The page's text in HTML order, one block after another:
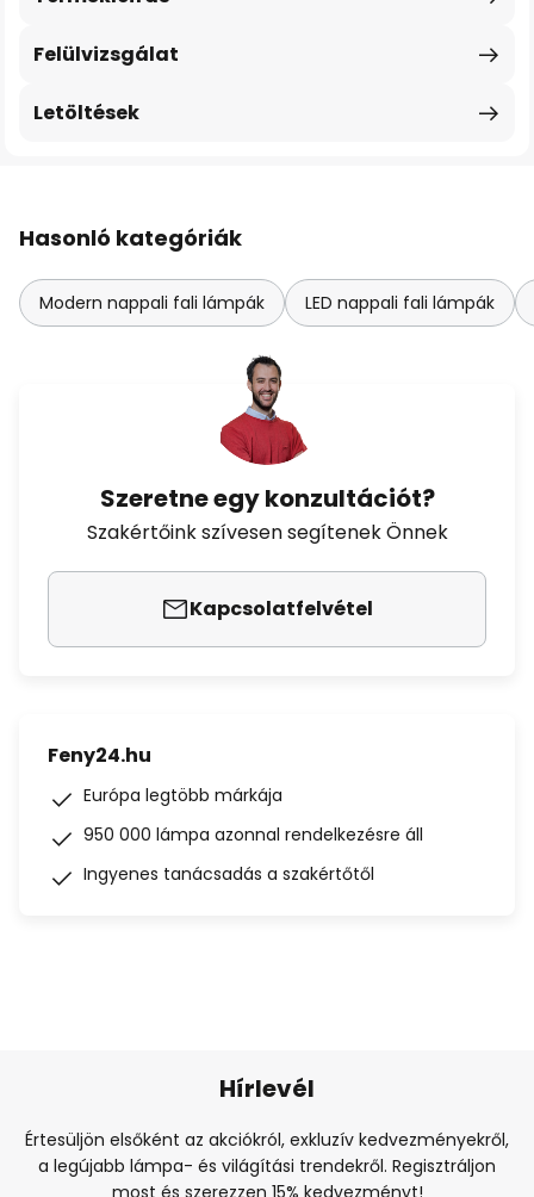
Felülvizsgálat
Letöltések
Hasonló kategóriák
Modern nappali fali lámpák LED nappali fali lámpák
Szeretne egy konzultációt?
Szakértőink szívesen segítenek Önnek
Kapcsolatfelvétel
Feny24.hu
Európa legtöbb márkája
950 000 lámpa azonnal rendelkezésre áll
Ingyenes tanácsadás a szakértőtől
Hírlevél
Értesüljön elsőként az akciókról, exkluzív kedvezményekről,
a legújabb lámpa- és világítási trendekről. Regisztráljon
most és szerezzen 15% kedvezményt!